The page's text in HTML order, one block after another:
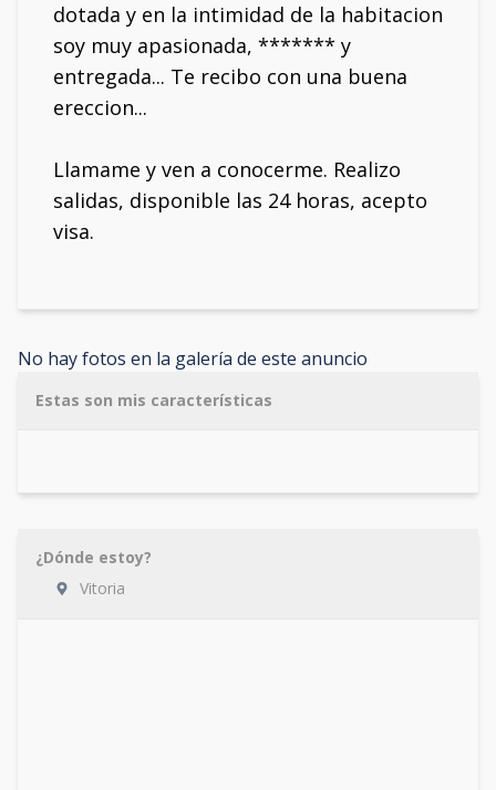
dotada y en la intimidad de la habitacion
soy muy apasionada, ******* y
entregada... Te recibo con una buena
ereccion...
Llamame y ven a conocerme. Realizo
salidas, disponible las 24 horas, acepto
visa.
No hay fotos en la galería de este anuncio
Estas son mis características
¿Dónde estoy?
Vitoria